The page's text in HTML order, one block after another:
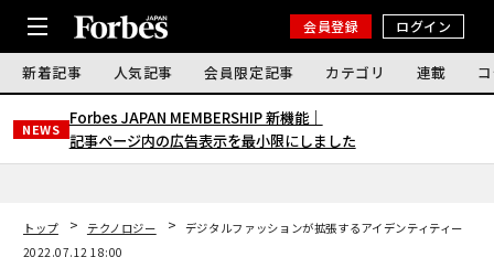
会員登録 ログイン
新着記事 人気記事 会員限定記事 カテゴリ 連載
NEWS
Forbes JAPAN MEMBERSHIP 新機能｜
記事ページ内の広告表示を最小限にしました
トップ テクノロジー
デジタルファッションが拡張するアイデンティティー
2022.07.12 18:00